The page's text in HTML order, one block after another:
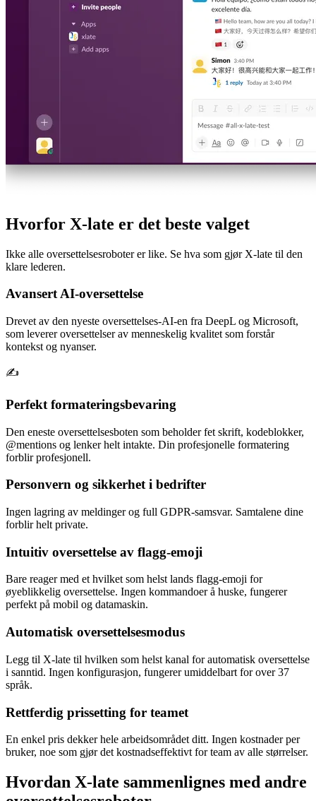
Hvorfor X-late er det beste valget
Ikke alle oversettelsesroboter er like. Se hva som gjør X-late til den
klare lederen.
Avansert AI-oversettelse
Drevet av den nyeste oversettelses-AI-en fra DeepL og Microsoft,
som leverer oversettelser av menneskelig kvalitet som forstår
kontekst og nyanser.
✍️
Perfekt formateringsbevaring
Den eneste oversettelsesboten som beholder fet skrift, kodeblokker,
@mentions og lenker helt intakte. Din profesjonelle formatering
forblir profesjonell.
Personvern og sikkerhet i bedrifter
Ingen lagring av meldinger og full GDPR-samsvar. Samtalene dine
forblir helt private.
Intuitiv oversettelse av flagg-emoji
Bare reager med et hvilket som helst lands flagg-emoji for
øyeblikkelig oversettelse. Ingen kommandoer å huske, fungerer
perfekt på mobil og datamaskin.
Automatisk oversettelsesmodus
Legg til X-late til hvilken som helst kanal for automatisk oversettelse
i sanntid. Ingen konfigurasjon, fungerer umiddelbart for over 37
språk.
Rettferdig prissetting for teamet
En enkel pris dekker hele arbeidsområdet ditt. Ingen kostnader per
bruker, noe som gjør det kostnadseffektivt for team av alle størrelser.
Hvordan X-late sammenlignes med andre